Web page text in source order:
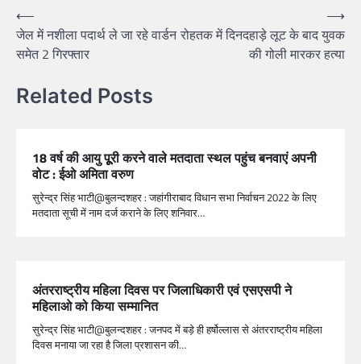
⟵
जेल में नशीला पदार्थ ले जा रहे वार्डन
समेत 2 गिरफ्तार
रोहतक में दिनदहाड़े लूट के बाद युवक
की गोली मारकर हत्या
⟶
Related Posts
18 वर्ष की आयु पूूूरी करने वाले मतदाता स्थल पहुंच बनवाएं अपनी
वोट : ईओ अमिता वरुण
सुरेन्द्र सिंह भाटी@बुलन्दशहर : जहांगीराबाद विधान सभा निर्वाचन 2022 के लिए
मतदाता सूची में नाम दर्ज कराने के लिए शनिवार…
अंतरराष्ट्रीय महिला दिवस पर जिलाधिकारी एवं एसएसपी ने
महिलाओ को किया सम्मानित
सुरेन्द्र सिंह भाटी@बुलन्दशहर : जनपद में बड़े ही हर्षोल्लास से अंतरराष्ट्रीय महिला
दिवस मनाया जा रहा है जिला प्रशासन की…